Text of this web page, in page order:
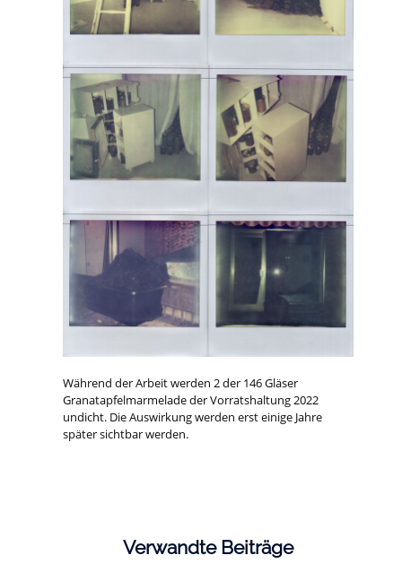
Während der Arbeit werden 2 der 146 Gläser
Granatapfelmarmelade der Vorratshaltung 2022
undicht. Die Auswirkung werden erst einige Jahre
später sichtbar werden.
Verwandte Beiträge